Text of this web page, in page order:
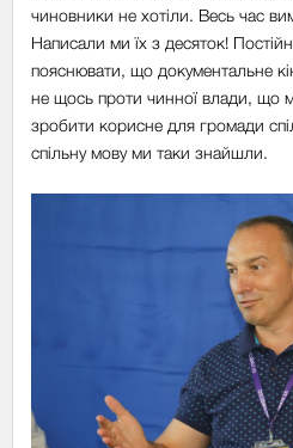
чиновники не хотіли. Весь час
Написали ми їх з десяток!
пояснювати, що документальне
не щось проти чинної влади, що
зробити корисне для громади
спільну мову ми таки знайшли.